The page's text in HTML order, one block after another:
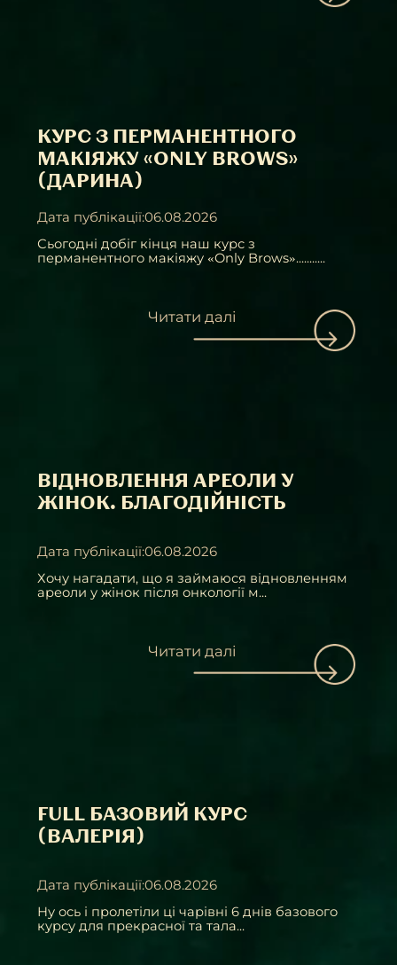
КУРС З ПЕРМАНЕНТНОГО
МАКІЯЖУ «ONLY BROWS»
(ДАРИНА)
Дата публікації:06.08.2026
Сьогодні добіг кінця наш курс з
перманентного макіяжу «Only Brows»...........
Читати далі
ВІДНОВЛЕННЯ АРЕОЛИ У
ЖІНОК. БЛАГОДІЙНІСТЬ
Дата публікації:06.08.2026
Хочу нагадати, що я займаюся відновленням
ареоли у жінок після онкології м...
Читати далі
FULL БАЗОВИЙ КУРС
(ВАЛЕРІЯ)
Дата публікації:06.08.2026
Ну ось і пролетіли ці чарівні 6 днів базового
курсу для прекрасної та тала...